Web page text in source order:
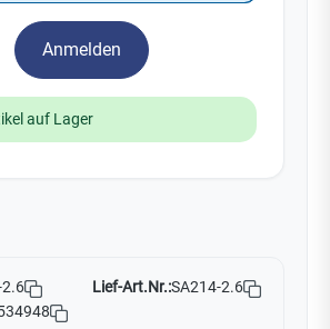
Anmelden
auf Lager
Lief-Art.Nr.:SA214-2.6